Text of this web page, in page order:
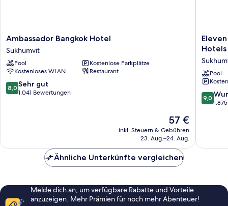
Ambassador
Bangkok
Hotel
Sukhumvit
Ambassador Bangkok Hotel
Sukhumvit
Pool
Kostenlose Parkplätze
Kostenloses WLAN
Restaurant
8.0
von
8,0 Sehr gut
1.041 Bewertungen
Der
Preis
beträgt
57 €
inkl. Steuern & Gebühren
23. Aug.–24. Aug.
Eleven
11
by
Hotels
Hotels
Pool
9.0
von
9,0
Ähnliche Unterkünfte vergleichen
Melde dich an, um verfügbare Rabatte und Vorteile
anzuzeigen. Mehr Prämien für noch mehr Abenteuer!